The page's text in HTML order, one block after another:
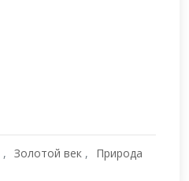
Золотой век Природа